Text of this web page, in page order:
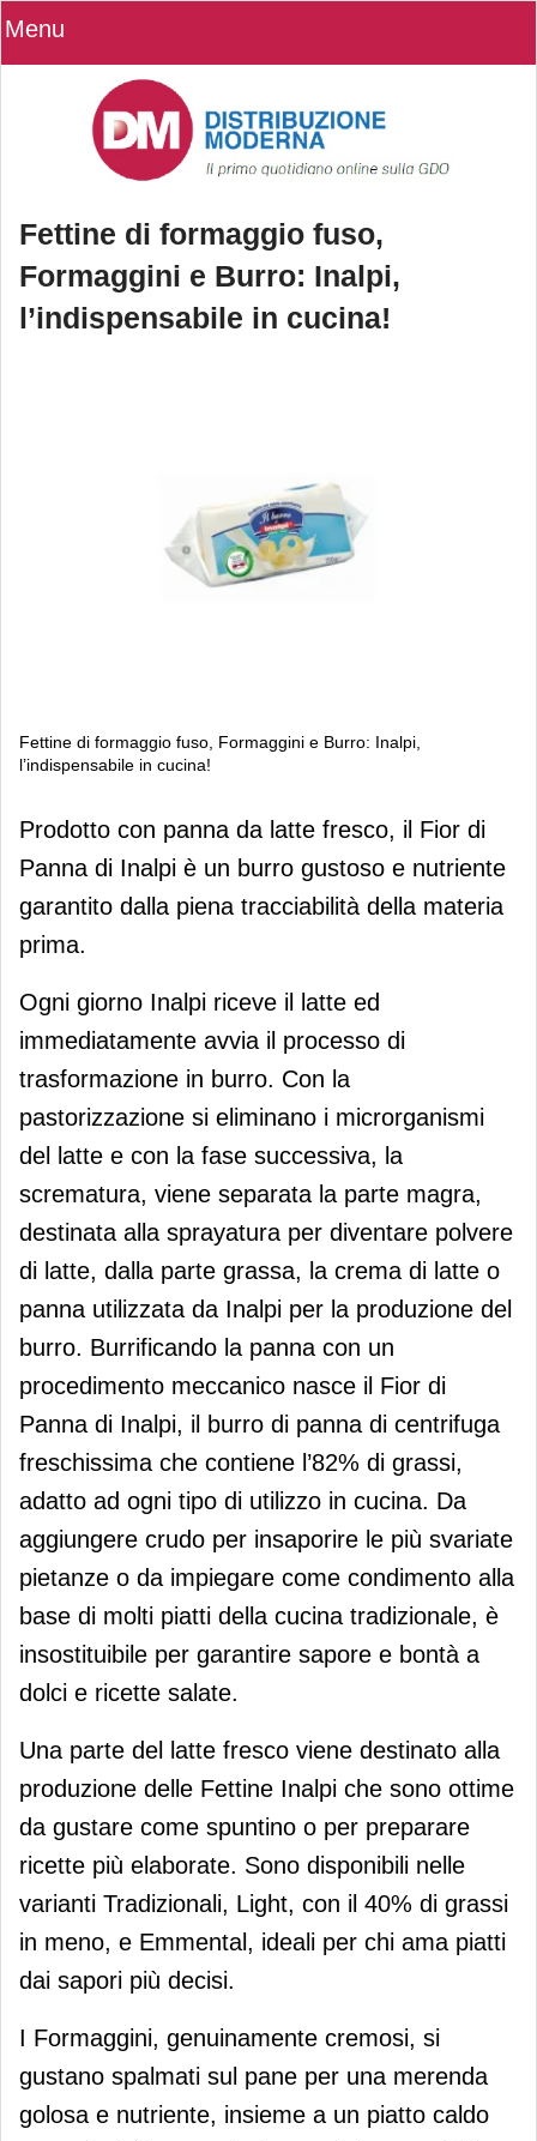
Menu
Fettine di formaggio fuso,
Formaggini e Burro: Inalpi,
l’indispensabile in cucina!
Fettine di formaggio fuso, Formaggini e Burro: Inalpi,
l’indispensabile in cucina!
Fettine di formaggio fuso, Formaggini
e Burro: Inalpi, l’indispensabile in
cucina!
Prodotto con panna da latte fresco, il Fior di
Panna di Inalpi è un burro gustoso e nutriente
garantito dalla piena tracciabilità della materia
prima.
Ogni giorno Inalpi riceve il latte ed
immediatamente avvia il processo di
trasformazione in burro. Con la
pastorizzazione si eliminano i microrganismi
del latte e con la fase successiva, la
scrematura, viene separata la parte magra,
destinata alla sprayatura per diventare polvere
di latte, dalla parte grassa, la crema di latte o
panna utilizzata da Inalpi per la produzione del
burro. Burrificando la panna con un
procedimento meccanico nasce il Fior di
Panna di Inalpi, il burro di panna di centrifuga
freschissima che contiene l’82% di grassi,
adatto ad ogni tipo di utilizzo in cucina. Da
aggiungere crudo per insaporire le più svariate
pietanze o da impiegare come condimento alla
base di molti piatti della cucina tradizionale, è
insostituibile per garantire sapore e bontà a
dolci e ricette salate.
Una parte del latte fresco viene destinato alla
produzione delle Fettine Inalpi che sono ottime
da gustare come spuntino o per preparare
ricette più elaborate. Sono disponibili nelle
varianti Tradizionali, Light, con il 40% di grassi
in meno, e Emmental, ideali per chi ama piatti
dai sapori più decisi.
I Formaggini, genuinamente cremosi, si
gustano spalmati sul pane per una merenda
golosa e nutriente, insieme a un piatto caldo